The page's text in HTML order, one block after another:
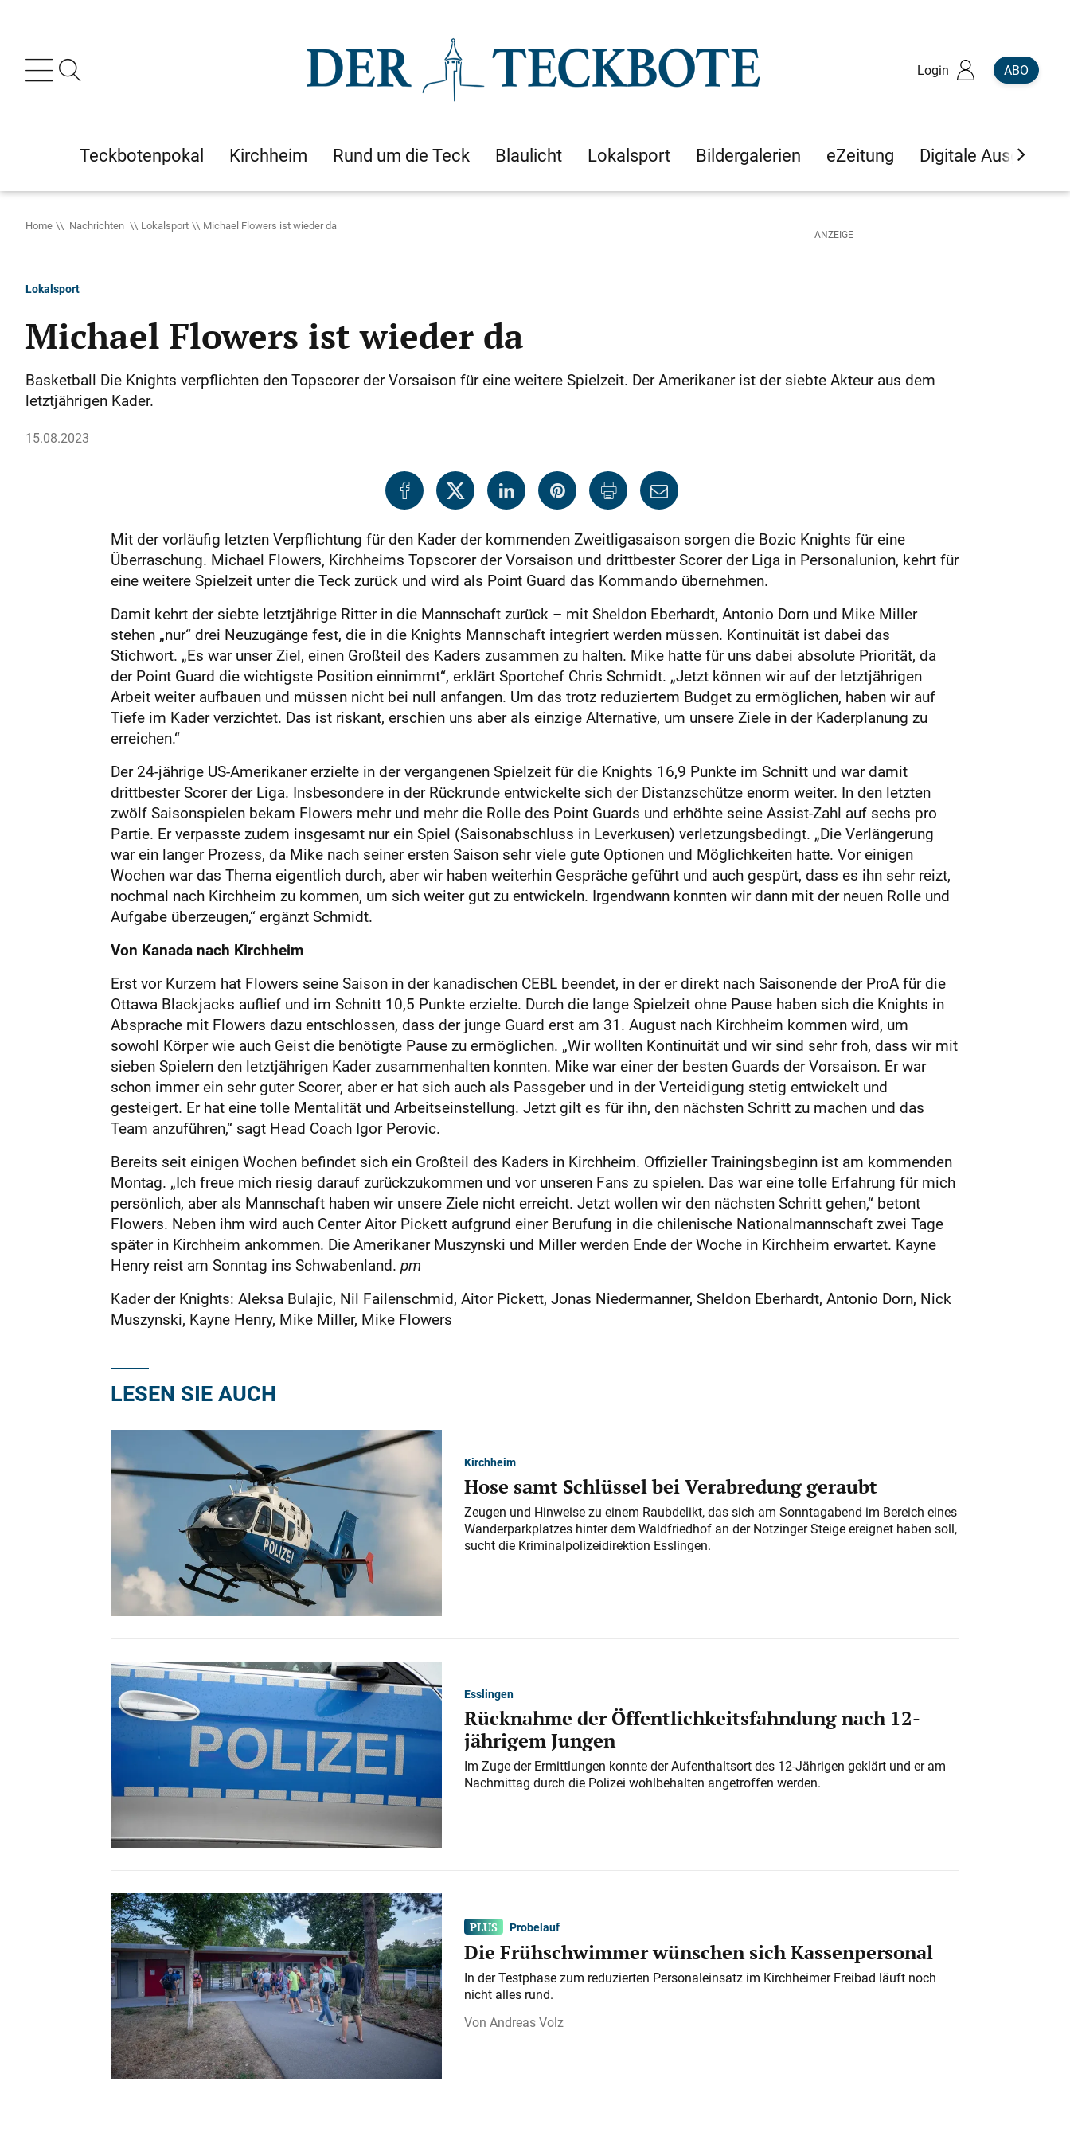
Login ABO
Teckbotenpokal Kirchheim Rund um die Teck Blaulicht Lokalsport Bildergalerien eZeitung Digitale Ausgaben
Home Nachrichten Lokalsport Michael Flowers ist wieder da
Lokalsport
Michael Flowers ist wieder da
Basketball Die Knights verpflichten den Topscorer der Vorsaison für eine weitere Spielzeit. Der Amerikaner ist der siebte Akteur aus dem
letztjährigen Kader.
15.08.2023
Mit der vorläufig letzten Verpflichtung für den Kader der kommenden Zweitligasaison sorgen die Bozic Knights für eine
Überraschung. Michael Flowers, Kirchheims Topscorer der Vorsaison und drittbester Scorer der Liga in Personalunion, kehrt für
eine weitere Spielzeit unter die Teck zurück und wird als Point Guard das Kommando übernehmen.
Damit kehrt der siebte letztjährige Ritter in die Mannschaft zurück – mit Sheldon Eberhardt, Antonio Dorn und Mike Miller
stehen „nur“ drei Neuzugänge fest, die in die Knights Mannschaft integriert werden müssen. Kontinuität ist dabei das
Stichwort. „Es war unser Ziel, einen Großteil des Kaders zusammen zu halten. Mike hatte für uns dabei absolute Priorität, da
der Point Guard die wichtigste Position einnimmt“, erklärt Sportchef Chris Schmidt. „Jetzt können wir auf der letztjährigen
Arbeit weiter aufbauen und müssen nicht bei null anfangen. Um das trotz reduziertem Budget zu ermöglichen, haben wir auf
Tiefe im Kader verzichtet. Das ist riskant, erschien uns aber als einzige Alternative, um unsere Ziele in der Kaderplanung zu
erreichen.“
Der 24-jährige US-Amerikaner erzielte in der vergangenen Spielzeit für die Knights 16,9 Punkte im Schnitt und war damit
drittbester Scorer der Liga. Insbesondere in der Rückrunde entwickelte sich der Distanzschütze enorm weiter. In den letzten
zwölf Saisonspielen bekam Flowers mehr und mehr die Rolle des Point Guards und erhöhte seine Assist-Zahl auf sechs pro
Partie. Er verpasste zudem insgesamt nur ein Spiel (Saisonabschluss in Leverkusen) verletzungsbedingt. „Die Verlängerung
war ein langer Prozess, da Mike nach seiner ersten Saison sehr viele gute Optionen und Möglichkeiten hatte. Vor einigen
Wochen war das Thema eigentlich durch, aber wir haben weiterhin Gespräche geführt und auch gespürt, dass es ihn sehr reizt,
nochmal nach Kirchheim zu kommen, um sich weiter gut zu entwickeln. Irgendwann konnten wir dann mit der neuen Rolle und
Aufgabe überzeugen,“ ergänzt Schmidt.
Von Kanada nach Kirchheim
Erst vor Kurzem hat Flowers seine Saison in der kanadischen CEBL beendet, in der er direkt nach Saisonende der ProA für die
Ottawa Blackjacks auflief und im Schnitt 10,5 Punkte erzielte. Durch die lange Spielzeit ohne Pause haben sich die Knights in
Absprache mit Flowers dazu entschlossen, dass der junge Guard erst am 31. August nach Kirchheim kommen wird, um
sowohl Körper wie auch Geist die benötigte Pause zu ermöglichen. „Wir wollten Kontinuität und wir sind sehr froh, dass wir mit
sieben Spielern den letztjährigen Kader zusammenhalten konnten. Mike war einer der besten Guards der Vorsaison. Er war
schon immer ein sehr guter Scorer, aber er hat sich auch als Passgeber und in der Verteidigung stetig entwickelt und
gesteigert. Er hat eine tolle Mentalität und Arbeitseinstellung. Jetzt gilt es für ihn, den nächsten Schritt zu machen und das
Team anzuführen,“ sagt Head Coach Igor Perovic.
Bereits seit einigen Wochen befindet sich ein Großteil des Kaders in Kirchheim. Offizieller Trainingsbeginn ist am kommenden
Montag. „Ich freue mich riesig darauf zurückzukommen und vor unseren Fans zu spielen. Das war eine tolle Erfahrung für mich
persönlich, aber als Mannschaft haben wir unsere Ziele nicht erreicht. Jetzt wollen wir den nächsten Schritt gehen,“ betont
Flowers. Neben ihm wird auch Center Aitor Pickett aufgrund einer Berufung in die chilenische Nationalmannschaft zwei Tage
später in Kirchheim ankommen. Die Amerikaner Muszynski und Miller werden Ende der Woche in Kirchheim erwartet. Kayne
Henry reist am Sonntag ins Schwabenland. pm
Kader der Knights: Aleksa Bulajic, Nil Failenschmid, Aitor Pickett, Jonas Niedermanner, Sheldon Eberhardt, Antonio Dorn, Nick
Muszynski, Kayne Henry, Mike Miller, Mike Flowers
LESEN SIE AUCH
Kirchheim
Hose samt Schlüssel bei Verabredung geraubt
Zeugen und Hinweise zu einem Raubdelikt, das sich am Sonntagabend im Bereich eines
Wanderparkplatzes hinter dem Waldfriedhof an der Notzinger Steige ereignet haben soll,
sucht die Kriminalpolizeidirektion Esslingen.
Esslingen
Rücknahme der Öffentlichkeitsfahndung nach 12-
jährigem Jungen
Im Zuge der Ermittlungen konnte der Aufenthaltsort des 12-Jährigen geklärt und er am
Nachmittag durch die Polizei wohlbehalten angetroffen werden.
Probelauf
Die Frühschwimmer wünschen sich Kassenpersonal
In der Testphase zum reduzierten Personaleinsatz im Kirchheimer Freibad läuft noch
nicht alles rund.
Andreas Volz